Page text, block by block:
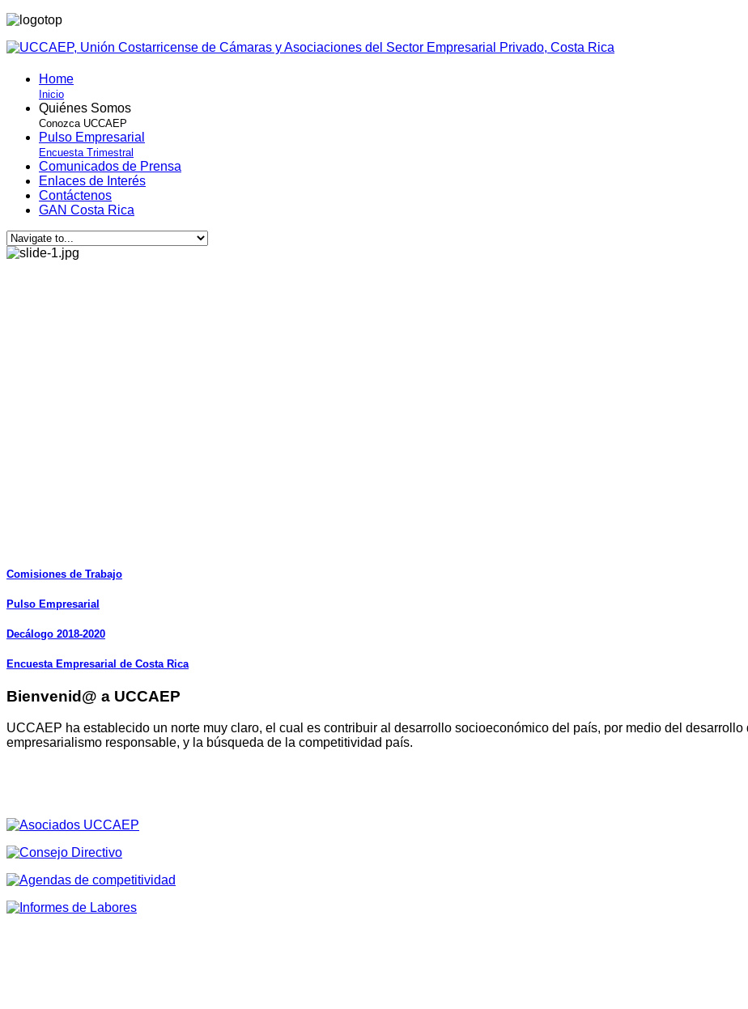
Home
Inicio
Quiénes Somos
Conozca UCCAEP
Pulso Empresarial
Encuesta Trimestral
Comunicados de Prensa
Enlaces de Interés
Contáctenos
GAN Costa Rica
Comisiones de Trabajo
Pulso Empresarial
Decálogo 2018-2020
Encuesta Empresarial de Costa Rica
Bienvenid@ a UCCAEP
UCCAEP ha establecido un norte muy claro, el cual es contribuir al desarrollo socioeconómico del país, por medio del
empresarialismo responsable, y la búsqueda de la competitividad país.